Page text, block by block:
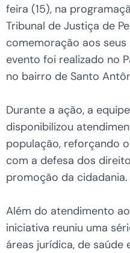
feira (15), na
Tribunal de Justiça de
comemoração aos
evento foi realizado no
no bairro de Santo
Durante a ação, a
disponibilizou
população, reforçando
com a defesa dos
promoção da cidadania.
Além do atendimento
iniciativa reuniu uma
áreas jurídica, de saúde